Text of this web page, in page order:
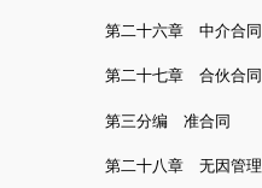
第二十六章 中介合同
第二十七章 合伙合同
第三分编 准合同
第二十八章 无因管理